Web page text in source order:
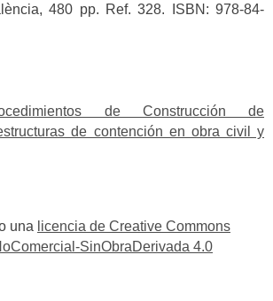
480 pp. Ref. 328. ISBN: 978-84-
de Construcción de
de contención en obra civil y
una licencia de Creative Commons
SinObraDerivada 4.0